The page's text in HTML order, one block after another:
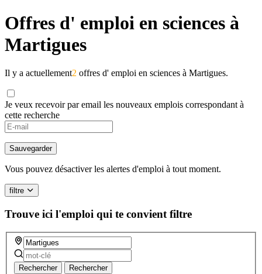
Offres d' emploi en sciences à
Martigues
Il y a actuellement2 offres d' emploi en sciences à Martigues.
Je veux recevoir par email les nouveaux emplois correspondant à
cette recherche
Sauvegarder
Vous pouvez désactiver les alertes d'emploi à tout moment.
filtre
Trouve ici l'emploi qui te convient filtre
Rechercher Rechercher